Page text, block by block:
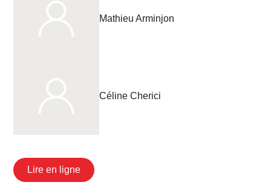
Mathieu Arminjon
Céline Cherici
Lire en ligne